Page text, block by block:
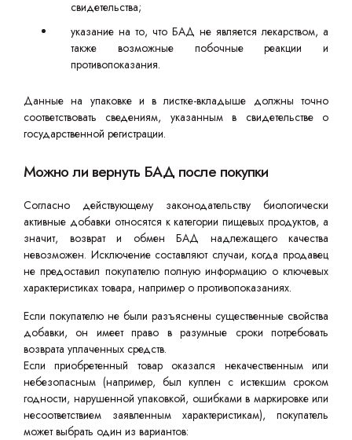
свидетельства;
указание на то, что БАД не является лекарством, а
также возможные побочные реакции и
противопоказания.
Данные на упаковке и в листке-вкладыше должны точно
соответствовать сведениям, указанным в свидетельстве о
государственной регистрации.
Можно ли вернуть БАД после покупки
Согласно действующему законодательству биологически
активные добавки относятся к категории пищевых продуктов, а
значит, возврат и обмен БАД надлежащего качества
невозможен. Исключение составляют случаи, когда продавец
не предоставил покупателю полную информацию о ключевых
характеристиках товара, например о противопоказаниях.
Если покупателю не были разъяснены существенные свойства
добавки, он имеет право в разумные сроки потребовать
возврата уплаченных средств.
Если приобретенный товар оказался некачественным или
небезопасным (например, был куплен с истекшим сроком
годности, нарушенной упаковкой, ошибками в маркировке или
несоответствием заявленным характеристикам), покупатель
может выбрать один из вариантов: